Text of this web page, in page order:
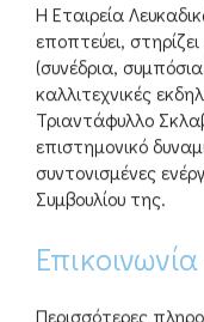
Η Εταιρεία
εποπτεύει,
(συνέδρια,
καλλιτεχνικές
Τριαντάφυλλο
επιστημονικό
συντονισμένες
Συμβουλίου της.
Περισσότερες